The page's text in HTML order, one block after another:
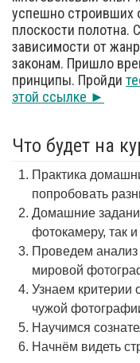
успешно строивших
плоскости полотна.
зависимости от
законам. Пришло
принципы. Пройди
этой ссылке ►
Что будет на
Практика
попробовать
Домашние
фотокамеру, так
Проведем анализ
мировой
Узнаем критерии
чужой
Научимся
Начнём видеть